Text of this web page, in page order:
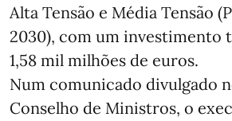
Alta Tensão e Média Tensão
2030), com um investimento
1,58 mil milhões de euros.
Num comunicado divulgado
Conselho de Ministros, o